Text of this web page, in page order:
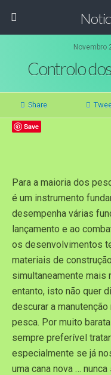
Novembro
Controlo
Share
Save
Para a maioria dos
é um instrumento
desempenha várias
lançamento e ao
os desenvolvimentos
materiais de
simultaneamente mais
entanto, isto não quer
descurar a
pesca. Por muito
sempre preferível
especialmente se já
uma cana nova …